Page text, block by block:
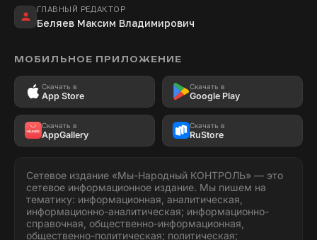
ГЛАВНЫЙ РЕДАКТОР
Беляев Максим Владимирович
МОБИЛЬНОЕ ПРИЛОЖЕНИЕ
Скачать в
App Store
Скачать в
Google Play
Скачать в
AppGallery
Скачать в
RuStore
Сетевое издание «Мы-Народный КОНТРОЛЬ» — это
сетевое информационное издание. Мы пишем на
тематику: информационная, аналитическая,
информационно-аналитическая; информационно-
справочная, общественно-информационная,
общественно-политическая; политическая;